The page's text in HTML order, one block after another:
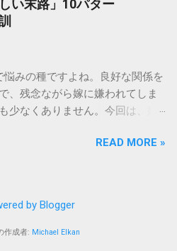
化 墨汁の粘度を保っている「膠
します。特に築年数が経過した
やすく、修理費用が高額になる
3. 頑固なシミと汚れの沈着 陶器
が付着すると、細かい粒子が素
い黒ずみとなります。一度素材
して流さない」ことが絶対ルー
古布に吸わせて「可燃ごみ」へ
るかもしれません。 この記事で
電話が繋がりやすい時間帯、さ
の対処法をわかりやすく解説し
ーションセンター「151」の受付
まで です。 年中無休で、土日
営業時間 」を気にする際、ま
ね。 この時間内であれば、ドコ
話番号や通話料が異なるので注
000（無料） どちらの番号も、
い末路」10パター
みの種ですよね。良好な関係を
、残念ながら嫁に嫌われてしま
少なくありません。今回は、嫁
実体験に基づいたエピソードも
んて…」という声も聞かれるの
良かれと思って始めた同居も、
の中で常に緊張感が漂う状態
READ MORE »
by Blogger
作成者: Michael Elkan